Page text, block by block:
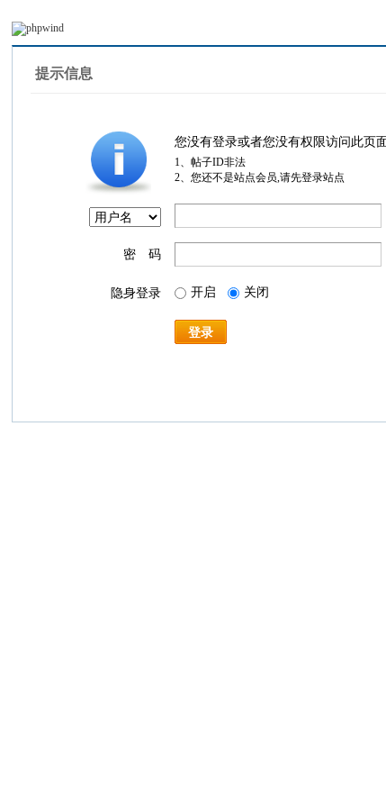
提示信息
您没有登录或者您没有权限访问此页
1、帖子ID非法
2、您还不是站点会员,请先登录站点
密 码
隐身登录 开启 关闭
登录